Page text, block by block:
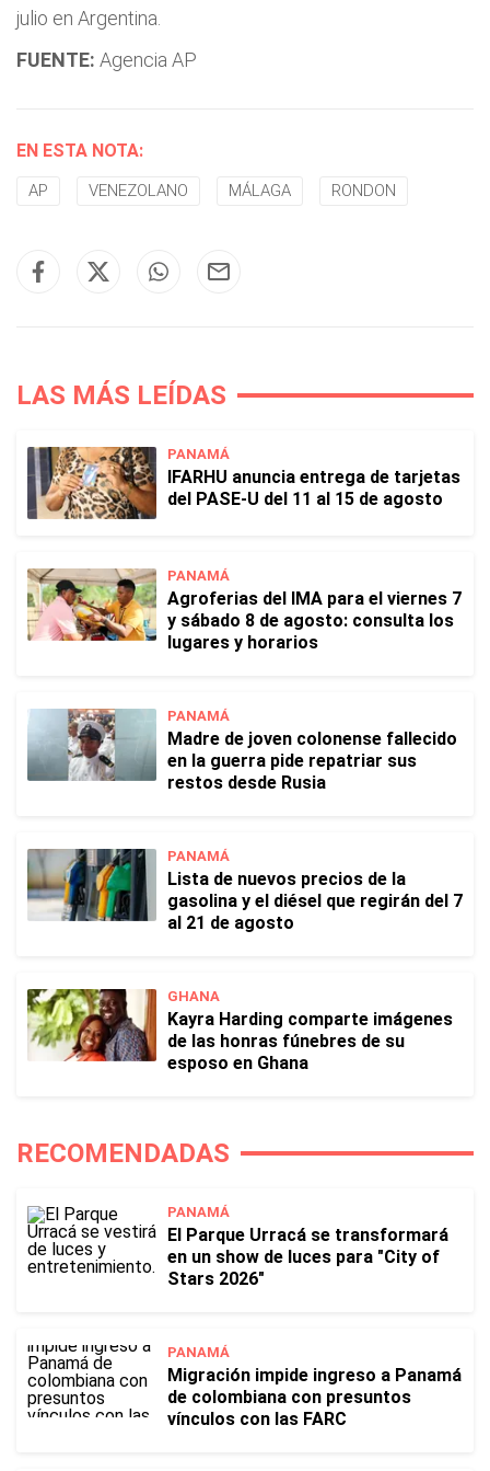
julio en Argentina.
FUENTE: Agencia AP
EN ESTA NOTA:
AP VENEZOLANO MÁLAGA RONDON
LAS MÁS LEÍDAS
PANAMÁ
IFARHU anuncia entrega de tarjetas
del PASE-U del 11 al 15 de agosto
PANAMÁ
Agroferias del IMA para el viernes 7
y sábado 8 de agosto: consulta los
lugares y horarios
PANAMÁ
Madre de joven colonense fallecido
en la guerra pide repatriar sus
restos desde Rusia
PANAMÁ
Lista de nuevos precios de la
gasolina y el diésel que regirán del 7
al 21 de agosto
GHANA
Kayra Harding comparte imágenes
de las honras fúnebres de su
esposo en Ghana
RECOMENDADAS
PANAMÁ
El Parque Urracá se transformará
en un show de luces para "City of
Stars 2026"
PANAMÁ
Migración impide ingreso a Panamá
de colombiana con presuntos
vínculos con las FARC